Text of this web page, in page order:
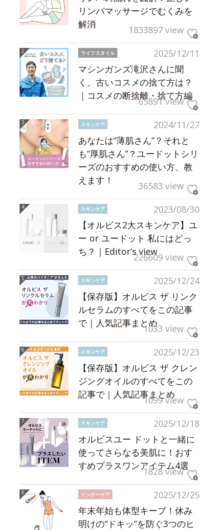
リンパマッサージでむくみを
解消
1833897 view
2025/12/11
ライフスタイル
マシンガンズ滝沢さんに聞
く、古いコスメの捨て方は？
｜コスメの断捨離・捨て方編
65891 view
2024/11/27
スキンケア
あなたは“薄肌さん”？それと
も“厚肌さん”？ユードットシリ
ーズのおすすめの使い方、教
えます！
36583 view
2023/08/30
スキンケア
【オルビス2大スキンケア】ユ
ー or ユードット 私にはどっ
ち？｜Editor’s view226609 view
2025/12/24
スキンケア
【保存版】オルビス ザ リンク
ルセラムのすべてをこの記事
で｜人気記事まとめ1033 view
2025/12/23
スキンケア
【保存版】オルビス ザ クレン
ジングオイルのすべてをこの
記事で｜人気記事まとめ
1099 view
2025/12/18
スキンケア
オルビスユー ドットと一緒に
使ってさらなる美肌に！おす
すめプラスワンアイテム4選
1828 view
2025/12/25
インナーケア
年末年始も体型キープ！休み
明けの“ドキッ”を防ぐ3つのヒ